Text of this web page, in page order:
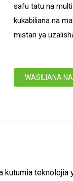
safu tatu na
kukabiliana na
mistari ya
WASILIANA